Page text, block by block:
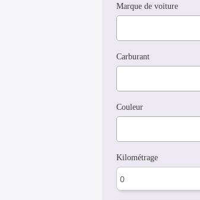
Marque de voiture
Carburant
Couleur
Kilométrage